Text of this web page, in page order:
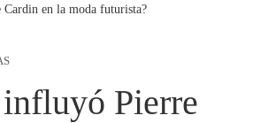
en la moda futurista?
Pierre